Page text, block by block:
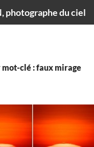
photographe du ciel
clé : faux mirage